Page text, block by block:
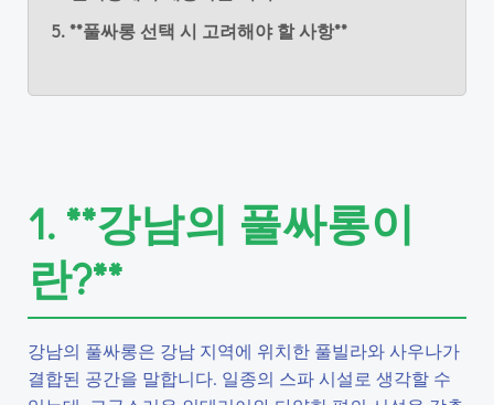
5. **풀싸롱 선택 시 고려해야 할 사항**
1. **강남의 풀싸롱이
란?**
강남의 풀싸롱은 강남 지역에 위치한 풀빌라와 사우나가
결합된 공간을 말합니다. 일종의 스파 시설로 생각할 수